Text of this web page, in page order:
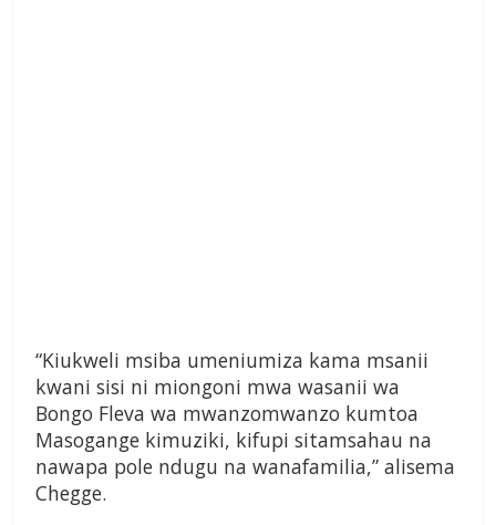
“Kiukweli msiba umeniumiza kama msanii
kwani sisi ni miongoni mwa wasanii wa
Bongo Fleva wa mwanzomwanzo kumtoa
Masogange kimuziki, kifupi sitamsahau na
nawapa pole ndugu na wanafamilia,” alisema
Chegge.